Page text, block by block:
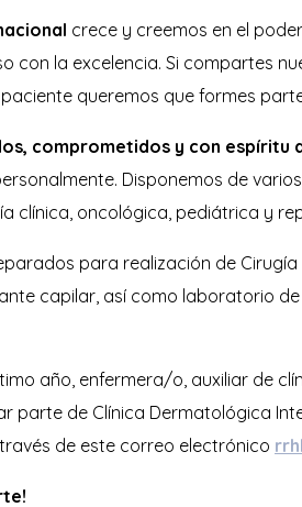
crece y creemos en el
con la excelencia. Si compartes
queremos que formes
comprometidos y con espíritu
Disponemos de
clínica, oncológica, pediátrica y
para realización de
capilar, así como laboratorio
año, enfermera/o, auxiliar de
parte de Clínica Dermatológica
de este correo electrónico